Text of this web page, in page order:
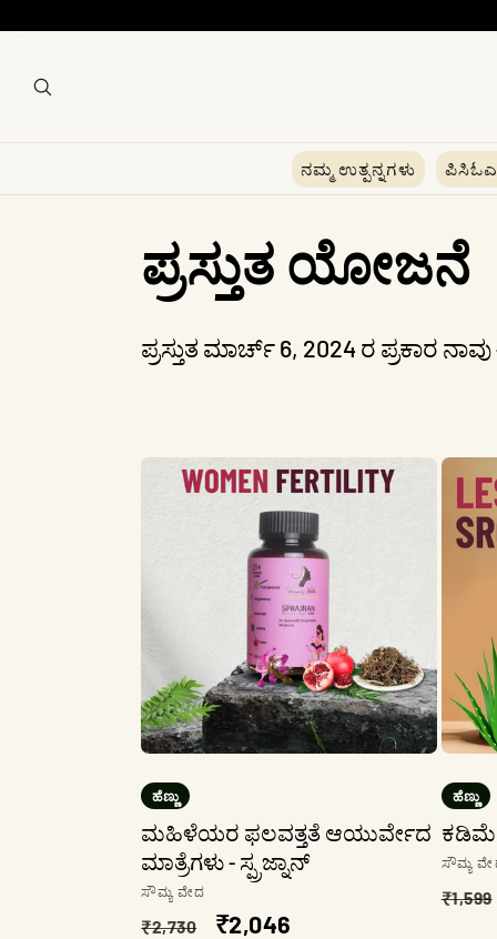
ನಮ್ಮ ಉತ್ಪನ್ನಗಳು
ಸಂ
ಗ್
ಹ
ಪ್ರಸ್ತುತ ಯೋಜನೆ
ಪ್ರಸ್ತುತ ಮಾರ್ಚ್ 6, 2024 ರ ಪ್ರಕಾರ
ಹೆಣ್ಣು
ಮಹಿಳೆಯರ ಫಲವತ್ತತೆ ಆಯುರ್ವೇದ
ಮಾತ್ರೆಗಳು - ಸ್ಪ್ರಜ್ನಾನ್
ಮಾರಾಟಗಾರ:
ಸೌಮ್ಯ ವೇದ
ನಿಯಮಿತ
₹2,730
ಮಾರಾಟ
₹2,046
ಹೆಣ್ಣು
ಕಡಿಮೆ
ಸೌಮ್ಯ
₹1,599